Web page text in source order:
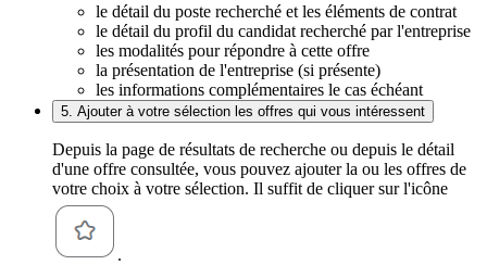
le détail du poste recherché et les éléments de contrat
le détail du profil du candidat recherché par l'entreprise
les modalités pour répondre à cette offre
la présentation de l'entreprise (si présente)
les informations complémentaires le cas échéant
5. Ajouter à votre sélection les offres qui vous intéressent
Depuis la page de résultats de recherche ou depuis le détail
d'une offre consultée, vous pouvez ajouter la ou les offres de
votre choix à votre sélection. Il suffit de cliquer sur l'icône
.